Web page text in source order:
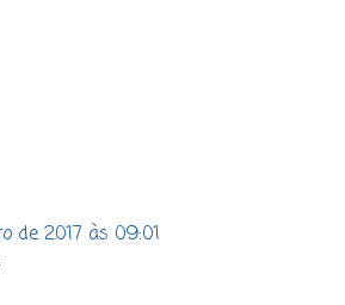
de 2017 às 09:01